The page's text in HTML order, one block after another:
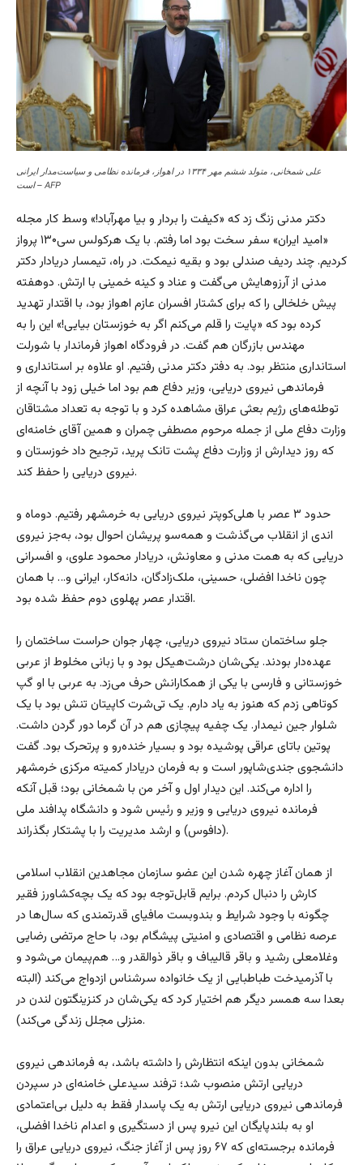
علی شمخانی، متولد ششم مهر ۱۳۳۴ در اهواز، فرمانده نظامی و سیاست‌مدار ایرانی
است – AFP
دکتر مدنی زنگ زد که «کیفت را بردار و بیا مهرآباد!» وسط کار مجله
«امید ایران» سفر سخت بود اما رفتم. با یک هرکولس سی۱۳۰ پرواز
کردیم. چند ردیف صندلی بود و بقیه نیمکت. در راه، تیمسار دریادار دکتر
مدنی از آرزوهایش می‌گفت و عناد و کینه خمینی با ارتش. دوهفته
پیش خلخالی را که برای کشتار افسران عازم اهواز بود، با اقتدار تهدید
کرده بود که «پایت را قلم می‌کنم اگر به خوزستان بیایی!» این را به
مهندس بازرگان هم گفت. در فرودگاه اهواز فرماندار با شورلت
استانداری منتظر بود. به دفتر دکتر مدنی رفتیم. او علاوه بر استانداری و
فرماندهی نیروی دریایی، وزیر دفاع هم بود اما خیلی زود با آنچه از
توطئه‌های رژیم بعثی عراق مشاهده کرد و با توجه به تعداد مشتاقان
وزارت دفاع ملی از جمله مرحوم مصطفی چمران و همین آقای خامنه‌ای
که روز دیدارش از وزارت دفاع پشت تانک پرید، ترجیح داد خوزستان و
نیروی دریایی را حفظ کند.
حدود ۳ عصر با هلی‌کوپتر نیروی دریایی به خرمشهر رفتیم. دوماه و
اندی از انقلاب می‌گذشت و همه‌سو پریشان احوال بود، به‌جز نیروی
دریایی که به همت مدنی و معاونش، دریادار محمود علوی، و افسرانی
چون ناخدا افضلی، حسینی، ملک‌زادگان، دانه‌کار، ایرانی و… با همان
اقتدار عصر پهلوی دوم حفظ شده بود.
جلو ساختمان ستاد نیروی دریایی، چهار جوان حراست ساختمان را
عهده‌دار بودند. یکی‌شان درشت‌هیکل بود و با زبانی مخلوط از عربی
خوزستانی و فارسی با یکی از همکارانش حرف می‌زد. به عربی با او گپ
کوتاهی زدم که هنوز به یاد دارم. یک تی‌شرت کاپیتان تنش بود با یک
شلوار جین نیمدار. یک چفیه پیچازی هم در آن گرما دور گردن داشت.
پوتین باتای عراقی پوشیده بود و بسیار خنده‌رو و پرتحرک بود. گفت
دانشجوی جندی‌شاپور است و به فرمان دریادار کمیته مرکزی خرمشهر
را اداره می‌کند. این دیدار اول و آخر من با شمخانی بود؛ قبل آنکه
فرمانده نیروی دریایی و وزیر و رئیس شود و دانشگاه پدافند ملی
(دافوس) و ارشد مدیریت را با پشتکار بگذراند.
از همان آغاز چهره شدن این عضو سازمان مجاهدین انقلاب اسلامی
کارش را دنبال کردم. برایم قابل‌توجه بود که یک بچه‌کشاورز فقیر
چگونه با وجود شرایط و بندوبست مافیای قدرتمندی که سال‌ها در
عرصه نظامی و اقتصادی و امنیتی پیشگام بود، با حاج مرتضی رضایی
وغلامعلی رشید و باقر قالیباف و باقر ذوالقدر و… هم‌پیمان می‌شود و
با آذرمیدخت طباطبایی از یک خانواده سرشناس ازدواج می‌کند (البته
بعدا سه همسر دیگر هم اختیار کرد که یکی‌شان در کنزینگتون لندن در
منزلی مجلل زندگی می‌کند).
شمخانی بدون اینکه انتظارش را داشته باشد، به فرماندهی نیروی
دریایی ارتش منصوب شد؛ ترفند سیدعلی خامنه‌ای در سپردن
فرماندهی نیروی دریایی ارتش به یک پاسدار فقط به‌ دلیل بی‌اعتمادی
او به بلندپایگان این نیرو پس از دستگیری و اعدام ناخدا افضلی،
فرمانده برجسته‌ای که ۶۷ روز پس از آغاز جنگ، نیروی دریایی عراق را